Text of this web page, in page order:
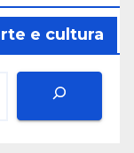
e cultura